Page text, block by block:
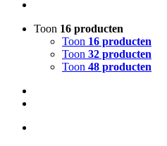
Toon 16 producten
Toon 16 producten
Toon 32 producten
Toon 48 producten